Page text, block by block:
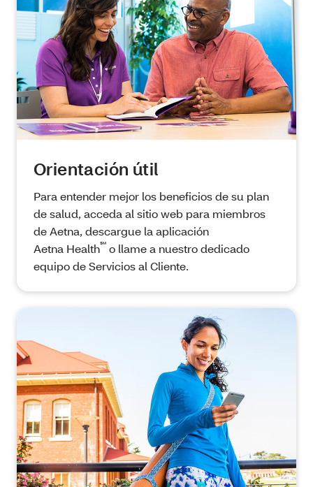
Orientación útil
Para entender mejor los beneficios de su plan
de salud, acceda al sitio web para miembros
de Aetna, descargue la aplicación
Aetna Health℠ o llame a nuestro dedicado
equipo de Servicios al Cliente.